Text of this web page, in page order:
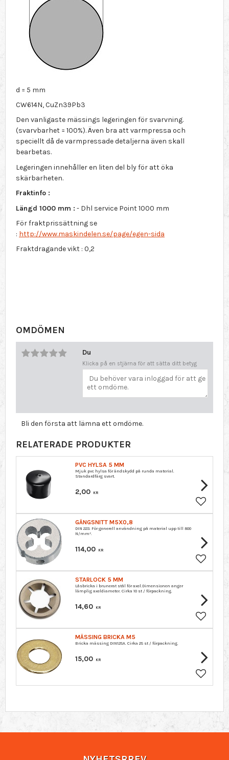
d = 5 mm
CW614N, CuZn39Pb3
Den vanligaste mässings legeringen för svarvning.
(svarvbarhet = 100%). Även bra att varmpressa och
speciellt då de varmpressade detaljerna även skall
bearbetas.
Legeringen innehåller en liten del bly för att öka
skärbarheten.
Fraktinfo :
Längd 1000 mm : - Dhl service Point 1000 mm
För fraktprissättning se
: http://www.maskindelen.se/page/egen-sida
Fraktdragande vikt : 0,2
OMDÖMEN
Du
Klicka på en stjärna för att sätta ditt betyg
Bli den första att lämna ett omdöme.
RELATERADE PRODUKTER
PVC HYLSA 5 MM
Mjuk pvc hylsa för ändskydd på runda material.
Standardfärg svart.
2,00 KR
Lägg till
GÄNGSNITT M5X0,8
DIN 223. För generell användning på material upp till 800
N/mm².
114,00 KR
Lägg till
STARLOCK 5 MM
Låsbricka i brunerat stål för axel.Dimensionen anger
lämplig axeldiameter. Cirka 10 st / förpackning.
14,60 KR
Lägg till
MÄSSING BRICKA M5
Bricka mässing DIN125A. Cirka 25 st / förpackning.
15,00 KR
Lägg till